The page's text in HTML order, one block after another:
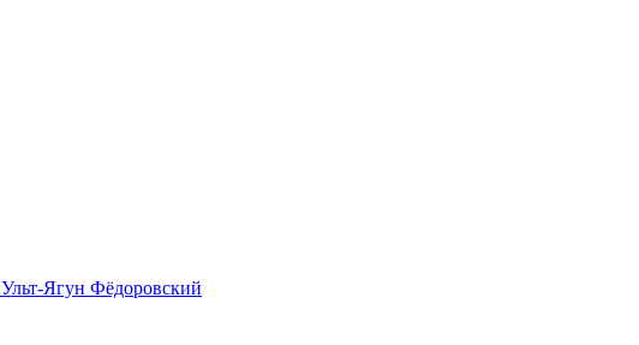
Ульт-Ягун Фёдоровский